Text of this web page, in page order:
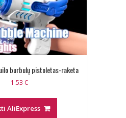
burbulų pistoletas-raketa
1.53 €
AliExpress